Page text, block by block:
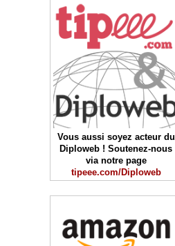
Vous aussi soyez acteur du
Diploweb ! Soutenez-nous
via notre page
tipeee.com/Diploweb